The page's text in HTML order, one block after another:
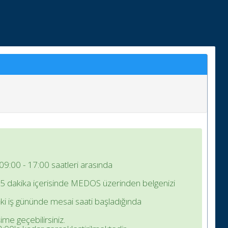
- 17:00 saatleri arasında
dakika içerisinde MEDOS üzerinden belgenizi
iş gününde mesai saati başladığında
geçebilirsiniz.